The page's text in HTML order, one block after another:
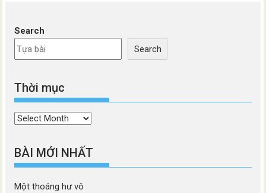
Search
Search
Thời mục
Thời
BÀI MỚI NHẤT
Một thoáng hư vô